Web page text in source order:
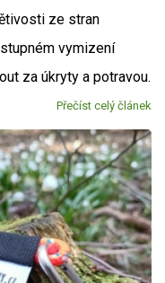
ze stran
vymizení
za úkryty a potravou.
Přečíst celý článek